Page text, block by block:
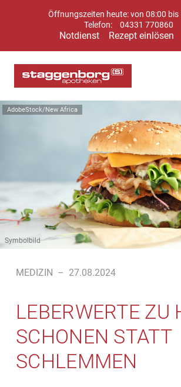
Öffnungszeiten heute: von 08:00 bis
Telefon:
04331 770860
Notdienst Rezept einlösen
AdobeStock/New Africa
Symbolbild
MEDIZIN – 27.08.2024
LEBERWERTE ZU
SCHONEN STATT
SCHLEMMEN